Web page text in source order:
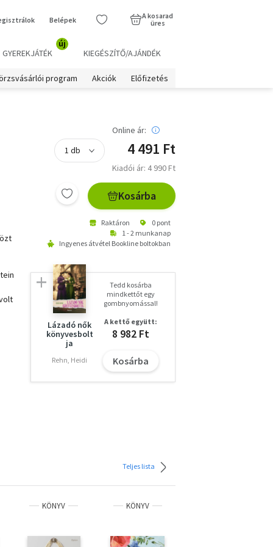
Belépek
A kosarad
üres
GYEREKJÁTÉK
új
KIEGÉSZÍTŐ/AJÁNDÉK
program Akciók Előfizetés
Online ár:
4 491 Ft
Kiadói ár: 4 990 Ft
Kosárba
Raktáron
0 pont
1 - 2 munkanap
Ingyenes átvétel Bookline boltokban
Lázadó nők
könyvesbolt
ja
Rehn, Heidi
Tedd kosárba
mindkettőt egy
gombnyomással!
A kettő együtt:
8 982 Ft
Kosárba
Teljes lista
KÖNYV KÖNYV